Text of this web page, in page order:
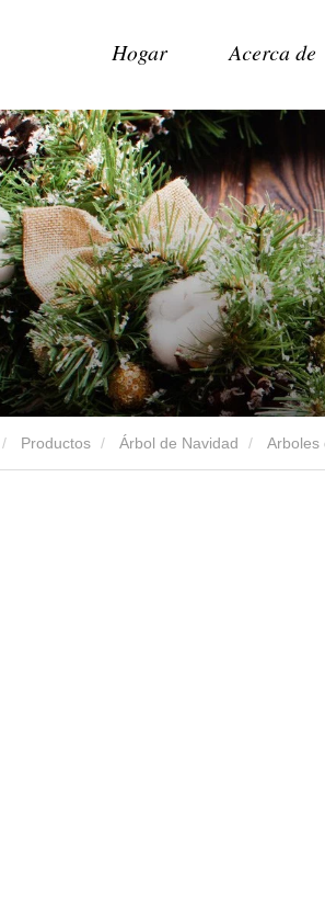
Hogar Acerca de
Productos Árbol de Navidad Arboles